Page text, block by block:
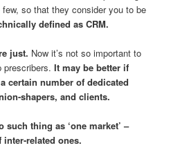
so that they consider you to be
defined as CRM.
just. Now it’s not so important to
prescribers.It may be better if
certain number of dedicated
shapers, and clients.
such thing as ‘one market’ –
related ones.